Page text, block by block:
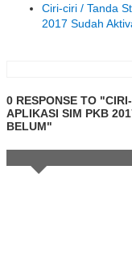
Ciri-ciri / Tanda
2017 Sudah
0 RESPONSE TO
APLIKASI SIM PKB
BELUM"